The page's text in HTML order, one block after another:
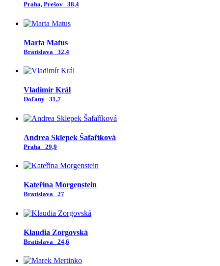
Praha, Prešov 38,4
Marta Matus
Bratislava 32,4
Vladimír Král
Doľany 31,7
Andrea Sklepek Šafaříková
Praha 29,9
Kateřina Morgenstein
Bratislava 27
Klaudia Zorgovská
Bratislava 24,6